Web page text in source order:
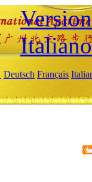
Italiano
Deutsch Français